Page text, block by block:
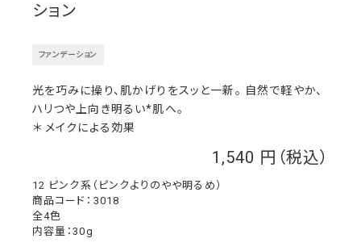
ション
ファンデーション
1,540
3018
12 ピンク系（ピンクよりのやや明るめ）
光を巧みに操り、肌かげりをスッと一新。 自然で軽やか、
ハリつや上向き明るい*肌へ。
＊ メイクによる効果
全4色
内容量：30g